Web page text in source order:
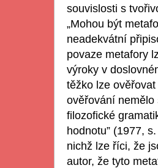
souvislosti s
„Mohou být
neadekvátní
povaze metafory
výroky v
těžko lze
ověřování nemělo
filozofické
hodnotu” (1977,
nichž lze říci, že
autor, že tyto